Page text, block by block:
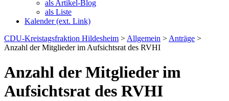
als Artikel-Blog
als Liste
Kalender (ext. Link)
CDU-Kreistagsfraktion Hildesheim > Allgemein > Anträge >
Anzahl der Mitglieder im Aufsichtsrat des RVHI
Anzahl der Mitglieder im
Aufsichtsrat des RVHI